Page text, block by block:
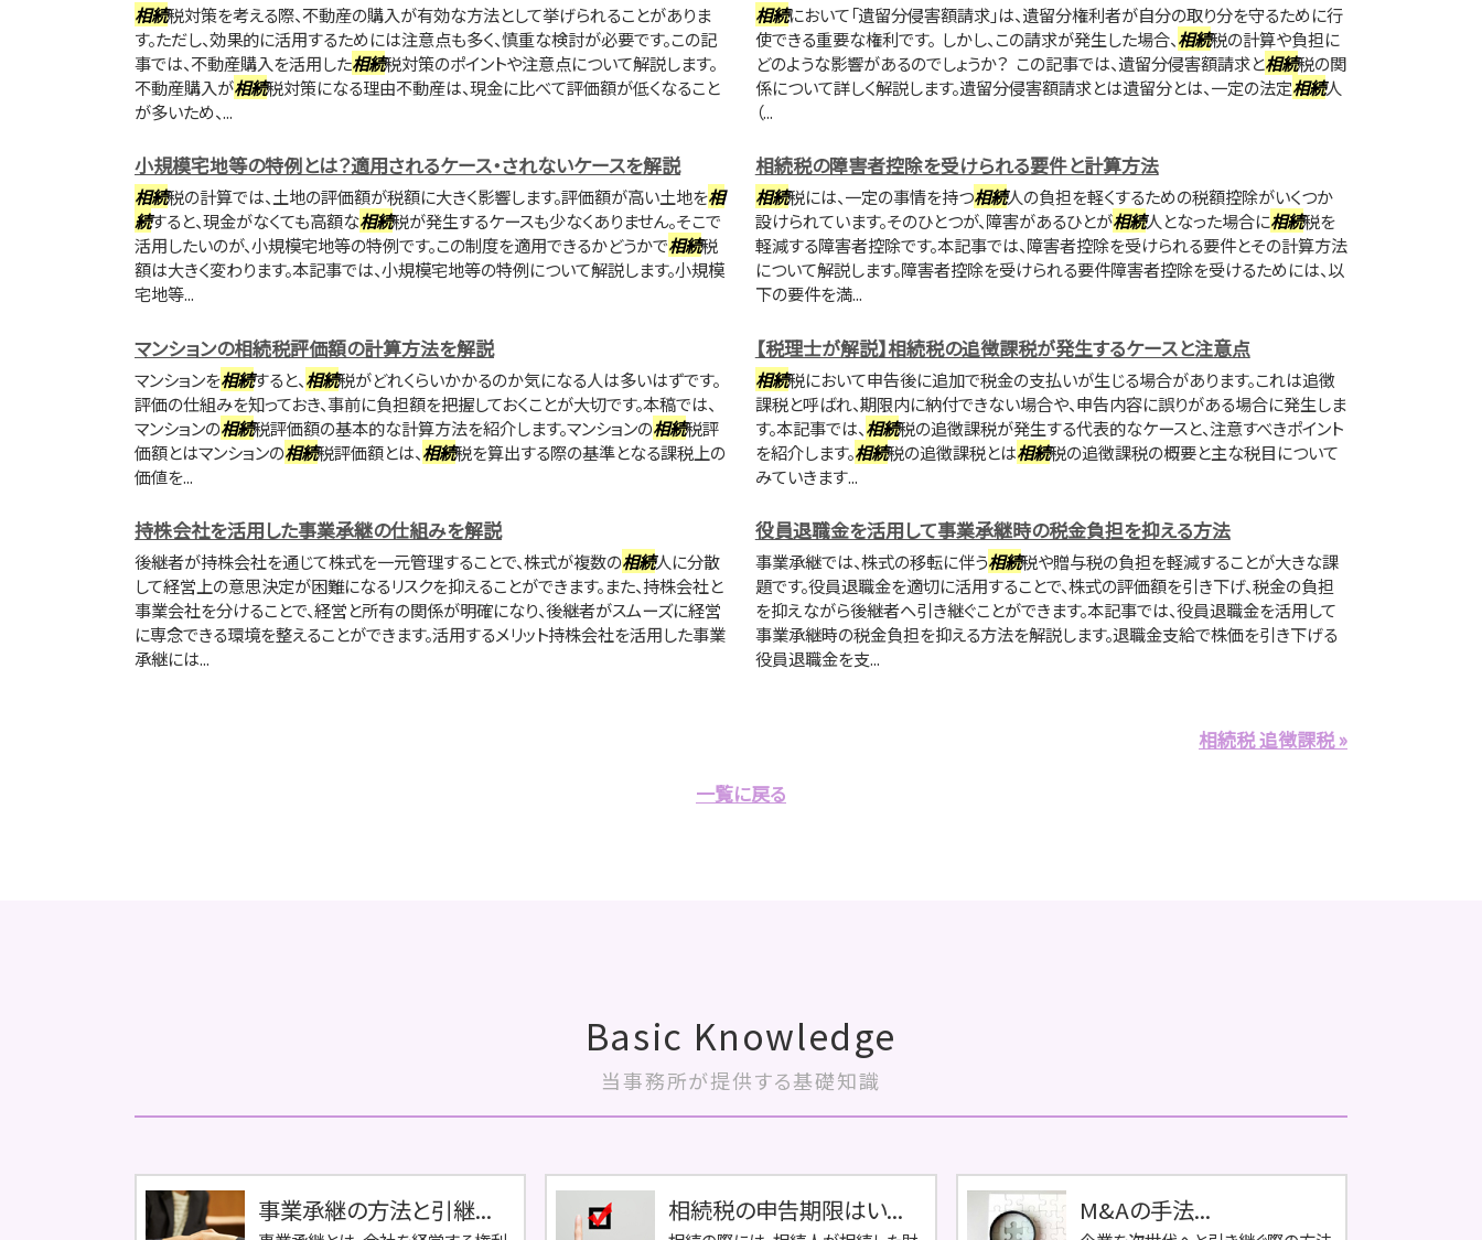
相続税対策を考える際、不動産の購入が有効な方法として挙げられることがありま
す。ただし、効果的に活用するためには注意点も多く、慎重な検討が必要です。この記
事では、不動産購入を活用した相続税対策のポイントや注意点について解説します。
不動産購入が相続税対策になる理由不動産は、現金に比べて評価額が低くなること
が多いため、...
相続において「遺留分侵害額請求」は、遺留分権利者が自分の取り分を守るために行
使できる重要な権利です。 しかし、この請求が発生した場合、相続税の計算や負担に
どのような影響があるのでしょうか？ この記事では、遺留分侵害額請求と相続税の関
係について詳しく解説します。遺留分侵害額請求とは遺留分とは、一定の法定相続人
（...
小規模宅地等の特例とは？適用されるケース・されないケースを解説
相続税の計算では、土地の評価額が税額に大きく影響します。評価額が高い土地を相
続すると、現金がなくても高額な相続税が発生するケースも少なくありません。そこで
活用したいのが、小規模宅地等の特例です。この制度を適用できるかどうかで相続税
額は大きく変わります。本記事では、小規模宅地等の特例について解説します。小規模
宅地等...
相続税の障害者控除を受けられる要件と計算方法
相続税には、一定の事情を持つ相続人の負担を軽くするための税額控除がいくつか
設けられています。そのひとつが、障害があるひとが相続人となった場合に相続税を
軽減する障害者控除です。本記事では、障害者控除を受けられる要件とその計算方法
について解説します。障害者控除を受けられる要件障害者控除を受けるためには、以
下の要件を満...
マンションの相続税評価額の計算方法を解説
マンションを相続すると、相続税がどれくらいかかるのか気になる人は多いはずです。
評価の仕組みを知っておき、事前に負担額を把握しておくことが大切です。本稿では、
マンションの相続税評価額の基本的な計算方法を紹介します。マンションの相続税評
価額とはマンションの相続税評価額とは、相続税を算出する際の基準となる課税上の
価値を...
【税理士が解説】相続税の追徴課税が発生するケースと注意点
相続税において申告後に追加で税金の支払いが生じる場合があります。これは追徴
課税と呼ばれ、期限内に納付できない場合や、申告内容に誤りがある場合に発生しま
す。本記事では、相続税の追徴課税が発生する代表的なケースと、注意すべきポイント
を紹介します。相続税の追徴課税とは相続税の追徴課税の概要と主な税目について
みていきます...
持株会社を活用した事業承継の仕組みを解説
後継者が持株会社を通じて株式を一元管理することで、株式が複数の相続人に分散
して経営上の意思決定が困難になるリスクを抑えることができます。また、持株会社と
事業会社を分けることで、経営と所有の関係が明確になり、後継者がスムーズに経営
に専念できる環境を整えることができます。活用するメリット持株会社を活用した事業
承継には...
役員退職金を活用して事業承継時の税金負担を抑える方法
事業承継では、株式の移転に伴う相続税や贈与税の負担を軽減することが大きな課
題です。役員退職金を適切に活用することで、株式の評価額を引き下げ、税金の負担
を抑えながら後継者へ引き継ぐことができます。本記事では、役員退職金を活用して
事業承継時の税金負担を抑える方法を解説します。退職金支給で株価を引き下げる
役員退職金を支...
相続税 追徴課税 »
一覧に戻る
Basic Knowledge
当事務所が提供する基礎知識
事業承継の方法と引継... 相続税の申告期限はい... M&Aの手法...